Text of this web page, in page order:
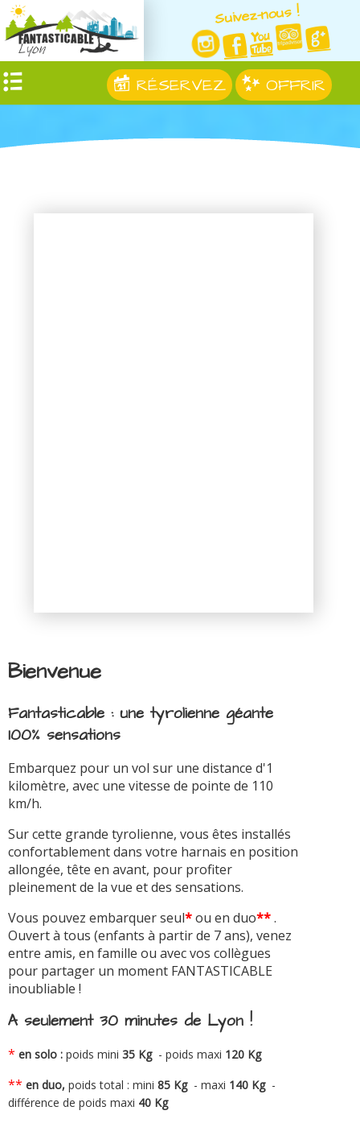
Suivez-nous !
RÉSERVEZ OFFRIR
Bienvenue
Fantasticable : une tyrolienne géante
100% sensations
Embarquez pour un vol sur une distance d'1
kilomètre, avec une vitesse de pointe de 110
km/h.
Sur cette grande tyrolienne, vous êtes installés
confortablement dans votre harnais en position
allongée, tête en avant, pour profiter
pleinement de la vue et des sensations.
Vous pouvez embarquer seul*ou en duo**.
Ouvert à tous (enfants à partir de 7 ans), venez
entre amis, en famille ou avec vos collègues
pour partager un moment FANTASTICABLE
inoubliable !
A seulement 30 minutes de Lyon !
* en solo : poids mini 35 Kg - poids maxi 120 Kg
** en duo, poids total : mini 85 Kg - maxi 140 Kg -
différence de poids maxi 40 Kg